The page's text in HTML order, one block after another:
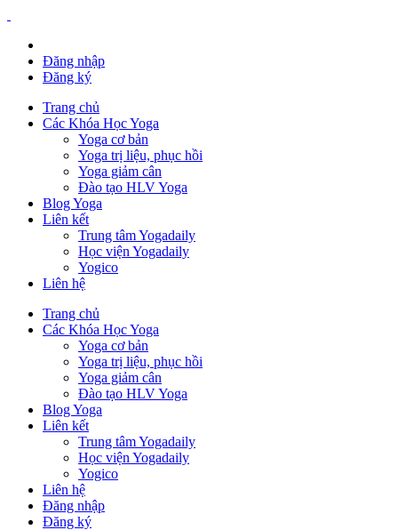
Đăng nhập
Đăng ký
Trang chủ
Các Khóa Học Yoga
Yoga cơ bản
Yoga trị liệu, phục hồi
Yoga giảm cân
Đào tạo HLV Yoga
Blog Yoga
Liên kết
Trung tâm Yogadaily
Học viện Yogadaily
Yogico
Liên hệ
Trang chủ
Các Khóa Học Yoga
Yoga cơ bản
Yoga trị liệu, phục hồi
Yoga giảm cân
Đào tạo HLV Yoga
Blog Yoga
Liên kết
Trung tâm Yogadaily
Học viện Yogadaily
Yogico
Liên hệ
Đăng nhập
Đăng ký